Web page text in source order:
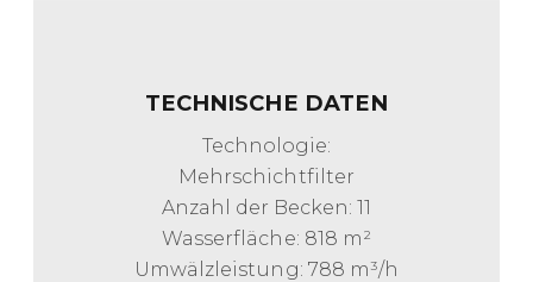
TECHNISCHE DATEN
Technologie:
Mehrschichtfilter
Anzahl der Becken: 11
Wasserfläche: 818 m²
Umwälzleistung: 788 m³/h